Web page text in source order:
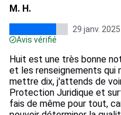
M. H.
29 janv. 2025
Avis vérifié
Huit est une très bonne
et les renseignements
mettre dix, j'attends de
Protection Juridique et
fais de même pour tout,